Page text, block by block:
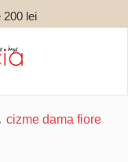
lei
cizme dama fiore